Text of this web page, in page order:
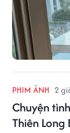
PHIM ẢNH 2
Chuyện
Thiên Long